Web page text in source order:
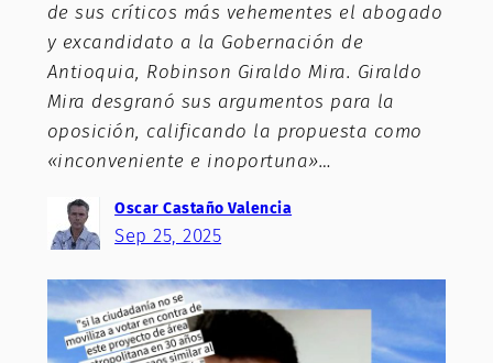
de sus críticos más vehementes el abogado
y excandidato a la Gobernación de
Antioquia, Robinson Giraldo Mira. Giraldo
Mira desgranó sus argumentos para la
oposición, calificando la propuesta como
«inconveniente e inoportuna»…
Oscar Castaño Valencia
Sep 25, 2025